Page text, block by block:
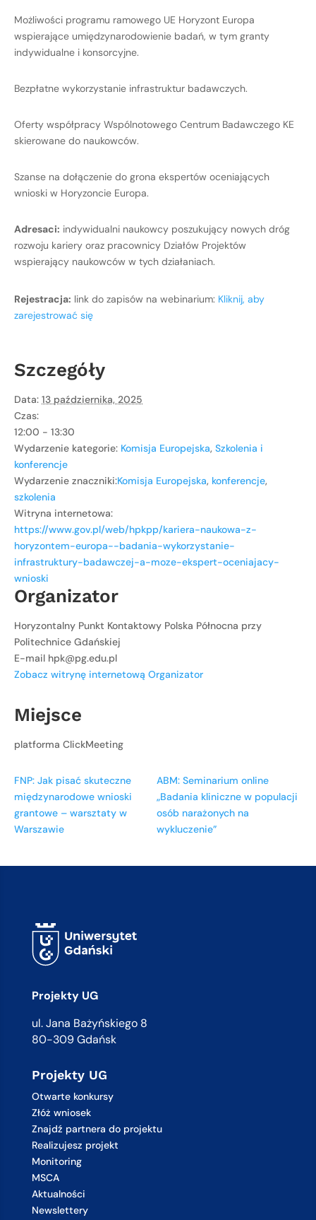
Możliwości programu ramowego UE Horyzont Europa
wspierające umiędzynarodowienie badań, w tym granty
indywidualne i konsorcyjne.
Bezpłatne wykorzystanie infrastruktur badawczych.
Oferty współpracy Wspólnotowego Centrum Badawczego KE
skierowane do naukowców.
Szanse na dołączenie do grona ekspertów oceniających
wnioski w Horyzoncie Europa.
Adresaci: indywidualni naukowcy poszukujący nowych dróg
rozwoju kariery oraz pracownicy Działów Projektów
wspierający naukowców w tych działaniach.
Rejestracja: link do zapisów na webinarium: Kliknij, aby
zarejestrować się
Szczegóły
Data: 13 października, 2025
Czas:
12:00 - 13:30
Wydarzenie kategorie: Komisja Europejska, Szkolenia i
konferencje
Wydarzenie znaczniki:Komisja Europejska, konferencje,
szkolenia
Witryna internetowa:
https://www.gov.pl/web/hpkpp/kariera-naukowa-z-
horyzontem-europa--badania-wykorzystanie-
infrastruktury-badawczej-a-moze-ekspert-oceniajacy-
wnioski
Organizator
Horyzontalny Punkt Kontaktowy Polska Północna przy
Politechnice Gdańskiej
E-mail hpk@pg.edu.pl
Zobacz witrynę internetową Organizator
Miejsce
platforma ClickMeeting
FNP: Jak pisać skuteczne
międzynarodowe wnioski
grantowe – warsztaty w
Warszawie
ABM: Seminarium online
„Badania kliniczne w populacji
osób narażonych na
wykluczenie”
Projekty UG
ul. Jana Bażyńskiego 8
80-309 Gdańsk
Projekty UG
Otwarte konkursy
Złóż wniosek
Znajdź partnera do projektu
Realizujesz projekt
Monitoring
MSCA
Aktualności
Newslettery